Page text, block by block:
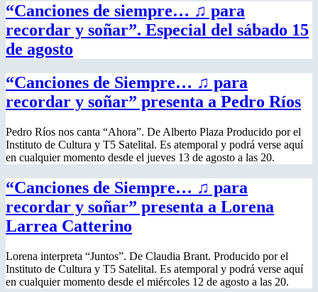
“Canciones de siempre… ♫ para
recordar y soñar”. Especial del sábado 15
de agosto
“Canciones de Siempre… ♫ para
recordar y soñar” presenta a Pedro Ríos
Pedro Ríos nos canta “Ahora”. De Alberto Plaza Producido por el
Instituto de Cultura y T5 Satelital. Es atemporal y podrá verse aquí
en cualquier momento desde el jueves 13 de agosto a las 20.
“Canciones de Siempre… ♫ para
recordar y soñar” presenta a Lorena
Larrea Catterino
Lorena interpreta “Juntos”. De Claudia Brant. Producido por el
Instituto de Cultura y T5 Satelital. Es atemporal y podrá verse aquí
en cualquier momento desde el miércoles 12 de agosto a las 20.